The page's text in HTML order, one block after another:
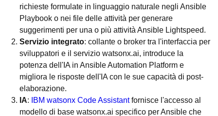
richieste formulate in linguaggio naturale negli Ansible
Playbook o nei file delle attività per generare
suggerimenti per una o più attività Ansible Lightspeed.
Servizio integrato: collante o broker tra l'interfaccia per
sviluppatori e il servizio watsonx.ai, introduce la
potenza dell'IA in Ansible Automation Platform e
migliora le risposte dell'IA con le sue capacità di post-
elaborazione.
IA: IBM watsonx Code Assistantfornisce l'accesso al
modello di base watsonx.ai specifico per Ansible che